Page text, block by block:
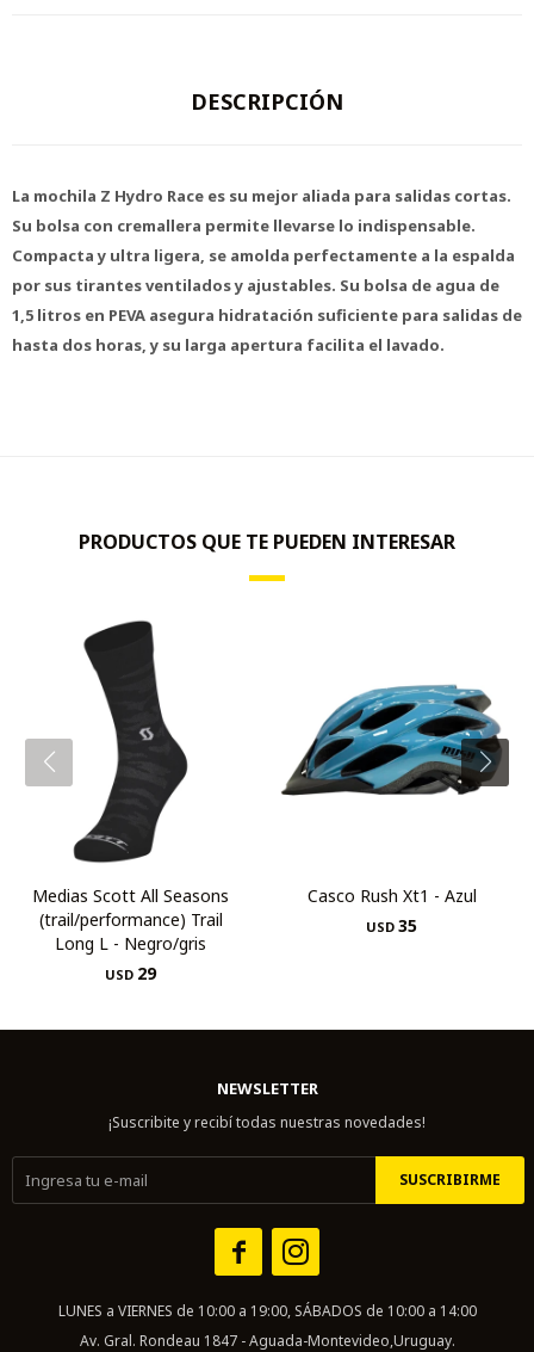
DESCRIPCIÓN
La mochila Z Hydro Race es su mejor aliada para salidas cortas.
Su bolsa con cremallera permite llevarse lo indispensable.
Compacta y ultra ligera, se amolda perfectamente a la espalda
por sus tirantes ventilados y ajustables. Su bolsa de agua de
1,5 litros en PEVA asegura hidratación suficiente para salidas de
hasta dos horas, y su larga apertura facilita el lavado.
PRODUCTOS QUE TE PUEDEN INTERESAR
Medias Scott All Seasons
(trail/performance) Trail
Long L - Negro/gris
USD 29
Casco Rush Xt1 - Azul
USD 35
NEWSLETTER
¡Suscribite y recibí todas nuestras novedades!
SUSCRIBIRME
 
LUNES a VIERNES de 10:00 a 19:00, SÁBADOS de 10:00 a 14:00
Av. Gral. Rondeau 1847 - Aguada-Montevideo,Uruguay.